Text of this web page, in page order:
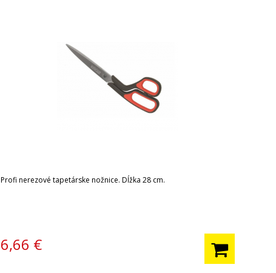
Profi nerezové tapetárske nožnice. Dĺžka 28 cm.
6,66 €